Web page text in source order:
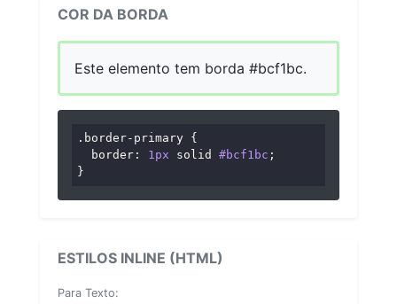
COR DA BORDA
Este elemento tem borda #bcf1bc.
.border-primary {
border : 1px solid #bcf1bc ;
}
ESTILOS INLINE (HTML)
Para Texto: